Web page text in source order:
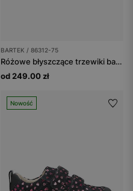
BARTEK / 86312-75
Różowe błyszczące trzewiki barefoot z serduszkami BARTEK 86312-75
od 249.00 zł
Nowość